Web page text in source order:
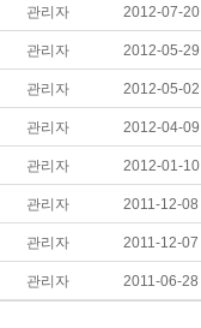
관리자 2012-07-20
관리자 2012-05-29
관리자 2012-05-02
관리자 2012-04-09
관리자 2012-01-10
관리자 2011-12-08
관리자 2011-12-07
관리자 2011-06-28